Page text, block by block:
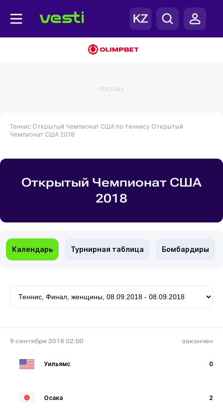
РЕКЛАМА
Теннис Открытый Чемпионат США по теннису Открытый
Чемпионат США 2018
Открытый Чемпионат США
2018
Календарь Турнирная таблица Бомбардиры
9 сентября 2018 02:00 закончен
Уильямс 0
Осака 2